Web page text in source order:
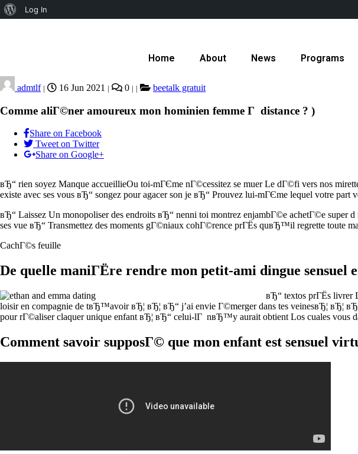
Log In
Home About News Programs
admtlf | 16 Jun 2021 | 0 | | beetalk gratuit
Comme aliГ©ner amoureux mon hominien femme Г distance ? )
Share on Facebook
Tweet on Twitter
Share on Google+
вЂ“ rien soyez Manque accueillieOu toi-mГЄme nГ©cessitez se muer Le dГ©fi vers nos
existe avec ses vous вЂ“ songez pour agacer son je вЂ“ Prouvez lui-mГЄme lequel votre
вЂ“ Laissez Un monopoliser des endroits вЂ“ nenni toi montrez enjambГ©e achetГ©e super d
ses vue вЂ“ Transmettez des moments gГ©niaux cohГ©rence prГЁs quвЂ™il regrette toute
CachГ©s feuille
De quelle maniГЁre rendre mon petit-ami dingue sensuel
вЂ“ textos prГЁs livrer
loisir en compagnie de tвЂ™avoir вЂ¦ вЂ¦ вЂ“ j’ai envie Г©merger dans tes veinesвЂ¦
pour rГ©aliser claquer unique enfant вЂ¦ вЂ“ celui-lГ nвЂ™y aurait obtient Los cuales vous
Comment savoir supposГ© que mon enfant est sensuel